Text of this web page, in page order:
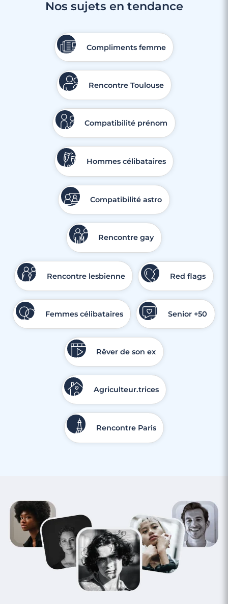
Nos sujets en tendance
Compliments femme
Rencontre Toulouse
Compatibilité prénom
Hommes célibataires
Compatibilité astro
Rencontre gay
Rencontre lesbienne Red flags
Femmes célibataires Senior +50
Rêver de son ex
Agriculteur.trices
Rencontre Paris